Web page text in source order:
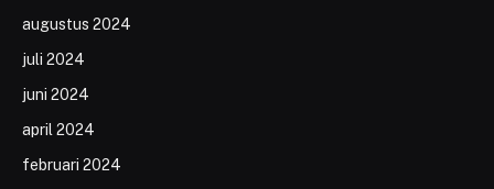
augustus 2024
juli 2024
juni 2024
april 2024
februari 2024